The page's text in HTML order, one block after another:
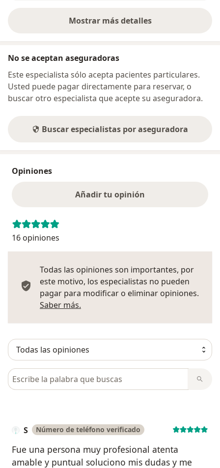
Mostrar más detalles
sobre la dirección
No se aceptan aseguradoras
Este especialista sólo acepta pacientes particulares.
Usted puede pagar directamente para reservar, o
buscar otro especialista que acepte su aseguradora.
Buscar especialistas por aseguradora
Opiniones
Añadir tu opinión
16 opiniones
Todas las opiniones son importantes, por
este motivo, los especialistas no pueden
pagar para modificar o eliminar opiniones.
Saber más.
Busca en opiniones
S Número de teléfono verificado
Fue una persona muy profesional atenta
amable y puntual soluciono mis dudas y me